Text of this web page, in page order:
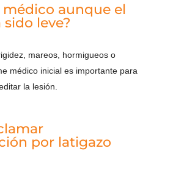
médico aunque el
leve?
mareos, hormigueos o
médico inicial es importante para
la lesión.
por latigazo